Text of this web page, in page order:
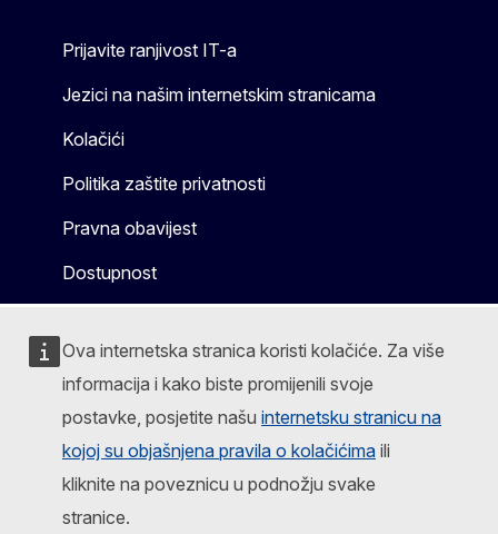
Ova internetska stranica koristi kolačiće. Za više
informacija i kako biste promijenili svoje
postavke, posjetite našu internetsku stranicu na
kojoj su objašnjena pravila o kolačićima ili
kliknite na poveznicu u podnožju svake
stranice.
Prijavite ranjivost IT-a
Jezici na našim internetskim stranicama
Kolačići
Politika zaštite privatnosti
Pravna obavijest
Dostupnost